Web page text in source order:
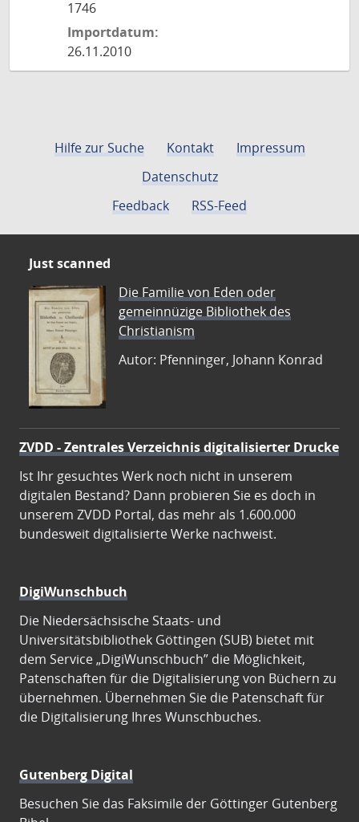
1746
Importdatum:
26.11.2010
Hilfe zur Suche Kontakt
Impressum
Datenschutz
Feedback
RSS-Feed
Just scanned
Die Familie von Eden oder
gemeinnüzige Bibliothek des
Christianism
Autor: Pfenninger, Johann Konrad
ZVDD - Zentrales Verzeichnis digitalisierter Drucke
Ist Ihr gesuchtes Werk noch nicht in unserem
digitalen Bestand? Dann probieren Sie es doch in
unserem ZVDD Portal, das mehr als 1.600.000
bundesweit digitalisierte Werke nachweist.
DigiWunschbuch
Die Niedersächsische Staats- und
Universitätsbibliothek Göttingen (SUB) bietet mit
dem Service „DigiWunschbuch” die Möglichkeit,
Patenschaften für die Digitalisierung von Büchern zu
übernehmen. Übernehmen Sie die Patenschaft für
die Digitalisierung Ihres Wunschbuches.
Gutenberg Digital
Besuchen Sie das Faksimile der Göttinger Gutenberg